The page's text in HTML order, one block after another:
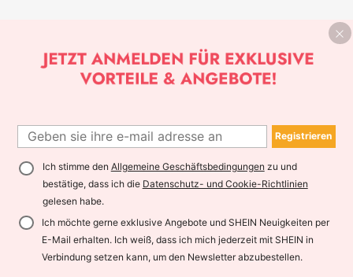
Registrieren
Ich stimme den Allgemeine Geschäftsbedingungen zu und
bestätige, dass ich die Datenschutz- und Cookie-Richtlinien
gelesen habe.
Ich möchte gerne exklusive Angebote und SHEIN Neuigkeiten per
E-Mail erhalten. Ich weiß, dass ich mich jederzeit mit SHEIN in
Verbindung setzen kann, um den Newsletter abzubestellen.